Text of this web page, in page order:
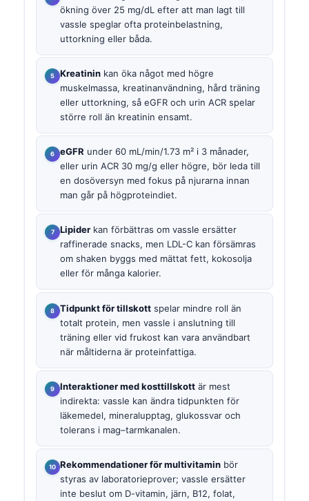
ökning över 25 mg/dL efter att man lagt till
vassle speglar ofta proteinbelastning,
uttorkning eller båda.
Kreatinin kan öka något med högre
muskelmassa, kreatinanvändning, hård träning
eller uttorkning, så eGFR och urin ACR spelar
större roll än kreatinin ensamt.
eGFR under 60 mL/min/1.73 m² i 3 månader,
eller urin ACR 30 mg/g eller högre, bör leda till
en dosöversyn med fokus på njurarna innan
man går på högproteindiet.
Lipider kan förbättras om vassle ersätter
raffinerade snacks, men LDL-C kan försämras
om shaken byggs med mättat fett, kokosolja
eller för många kalorier.
Tidpunkt för tillskott spelar mindre roll än
totalt protein, men vassle i anslutning till
träning eller vid frukost kan vara användbart
när måltiderna är proteinfattiga.
Interaktioner med kosttillskott är mest
indirekta: vassle kan ändra tidpunkten för
läkemedel, mineralupptag, glukossvar och
tolerans i mag–tarmkanalen.
Rekommendationer för multivitamin bör
styras av laboratorieprover; vassle ersätter
inte beslut om D-vitamin, järn, B12, folat,